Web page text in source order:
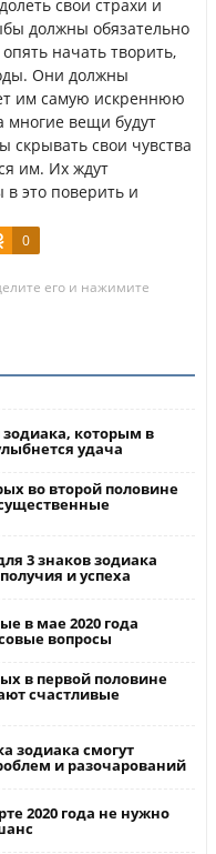
свои страхи и
должны обязательно
начать творить,
Они должны
им самую искреннюю
многие вещи будут
скрывать свои чувства
им. Их ждут
это поверить и
0
его и нажимите
зодиака, которым в
удача
во второй половине
3 знаков зодиака
и успеха
в мае 2020 года
вопросы
в первой половине
счастливые
зодиака смогут
и разочарований
2020 года не нужно